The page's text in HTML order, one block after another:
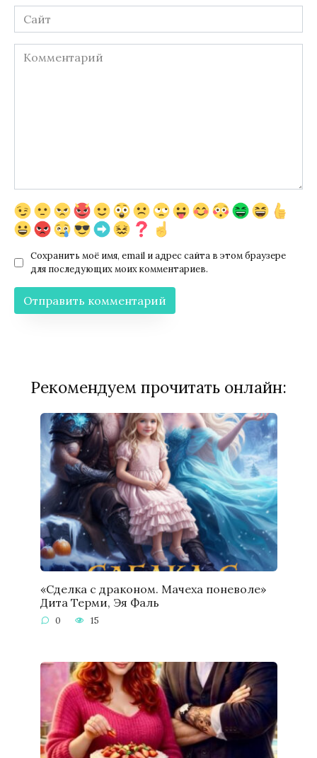
Сайт
Комментарий
Сохранить моё имя, email и адрес сайта в этом браузере
для последующих моих комментариев.
Рекомендуем прочитать онлайн:
«Сделка с драконом. Мачеха поневоле»
Дита Терми, Эя Фаль
0 15